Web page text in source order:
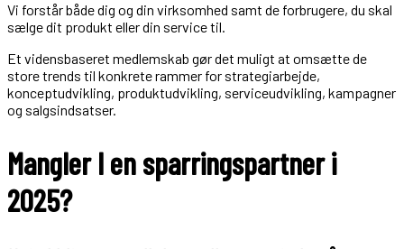
Vi forstår både dig og din virksomhed samt de forbrugere, du skal
sælge dit produkt eller din service til.
Et vidensbaseret medlemskab gør det muligt at omsætte de
store trends til konkrete rammer for strategiarbejde,
konceptudvikling, produktudvikling, serviceudvikling, kampagner
og salgsindsatser.
Mangler I en sparringspartner i
2025?